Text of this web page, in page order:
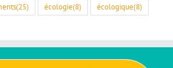
(25) écologie(8) écologique(8)